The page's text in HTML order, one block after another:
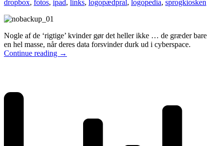
dropbox, fotos, ipad, links, logopædpral, logopedia, sprogkiosken
Nogle af de ‘rigtige’ kvinder gør det heller ikke … de græder bare
en hel masse, når deres data forsvinder durk ud i cyberspace.
Continue reading →